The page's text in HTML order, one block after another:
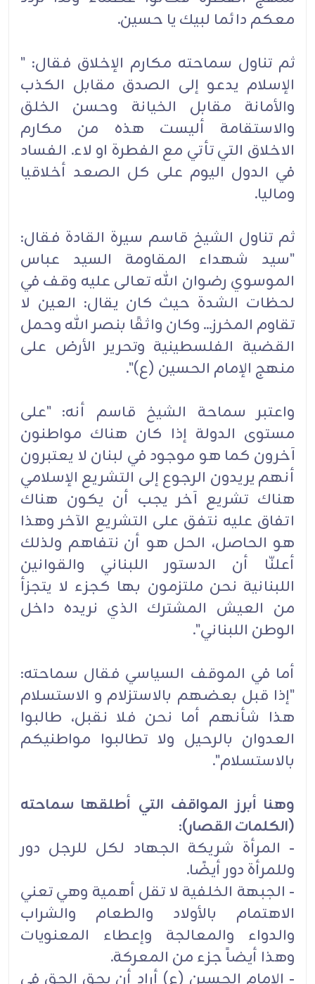
معكم دائما لبيك يا حسين.
ثم تناول سماحته مكارم الإخلاق فقال: "
الإسلام يدعو إلى الصدق مقابل الكذب
والأمانة مقابل الخيانة وحسن الخلق
والاستقامة أليست هذه من مكارم
الاخلاق التي تأتي مع الفطرة او لاء. الفساد
في الدول اليوم على كل الصعد أخلاقيا
وماليا.
ثم تناول الشيخ قاسم سيرة القادة فقال:
"سيد شهداء المقاومة السيد عباس
الموسوي رضوان الله تعالى عليه وقف في
لحظات الشدة حيث كان يقال: العين لا
تقاوم المخرز... وكان واثقًا بنصر ‏الله وحمل
القضية الفلسطينية وتحرير الأرض على
منهج ‏الإمام الحسين (ع)".
واعتبر سماحة الشيخ قاسم أنه: "على
مستوى الدولة إذا كان هناك مواطنون
آخرون كما هو موجود في لبنان لا ‏يعتبرون
أنهم يريدون الرجوع إلى التشريع الإسلامي
هناك تشريع آخر يجب أن يكون هناك
اتفاق ‏عليه نتفق على التشريع الآخر وهذا
هو الحاصل، الحل هو أن نتفاهم ولذلك
‏أعلنّا أن الدستور اللبناني والقوانين
اللبنانية نحن ملتزمون بها كجزء لا يتجزأ
من العيش ‏المشترك الذي نريده داخل
الوطن اللبناني".
أما في الموقف السياسي فقال سماحته:
"إذا قبل بعضهم بالاستزلام و الاستسلام
هذا شأنهم أما نحن فلا نقبل، طالبوا
العدوان بالرحيل ولا تطالبوا مواطنيكم
بالاستسلام".
وهنا أبرز المواقف التي أطلقها سماحته
(الكلمات القصار):
- المرأة شريكة الجهاد لكل للرجل دور
وللمرأة دور أيضًا.
- الجبهة الخلفية لا تقل ‏أهمية وهي تعني
الاهتمام بالأولاد والطعام والشراب
والدواء والمعالجة وإعطاء المعنويات
وهذا أيضاً جزء من المعركة.